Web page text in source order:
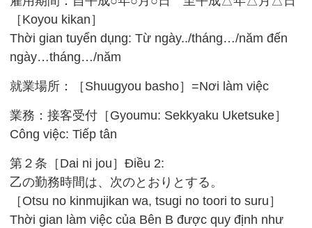
［Koyou kikan］
Thời gian tuyển dụng: Từ ngày../tháng…/năm đến
ngày…tháng…/năm
就業場所：［Shuugyou basho］=Nơi làm việc
業務：接客受付［Gyoumu: Sekkyaku Uketsuke］
Công việc: Tiếp tân
第２条［Dai ni jou］Điều 2:
乙の勤務時間は、次のとおりとする。
［Otsu no kinmujikan wa, tsugi no toori to suru］
Thời gian làm việc của Bên B được quy định như